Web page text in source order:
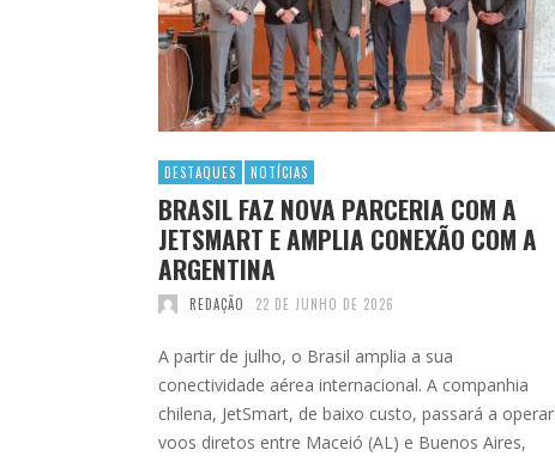
DESTAQUES NOTÍCIAS
BRASIL FAZ NOVA PARCERIA COM A
JETSMART E AMPLIA CONEXÃO COM A
ARGENTINA
REDAÇÃO 22 DE JUNHO DE 2026
A partir de julho, o Brasil amplia a sua
conectividade aérea internacional. A companhia
chilena, JetSmart, de baixo custo, passará a operar
voos diretos entre Maceió (AL) e Buenos Aires,